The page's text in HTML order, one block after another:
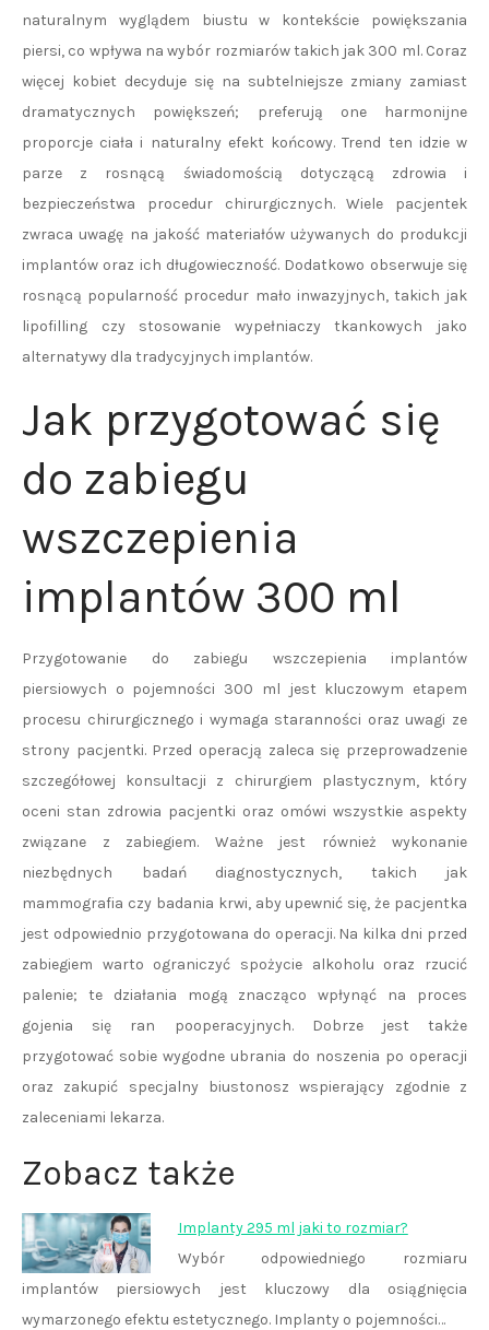
naturalnym wyglądem biustu w kontekście powiększania
piersi, co wpływa na wybór rozmiarów takich jak 300 ml. Coraz
więcej kobiet decyduje się na subtelniejsze zmiany zamiast
dramatycznych powiększeń; preferują one harmonijne
proporcje ciała i naturalny efekt końcowy. Trend ten idzie w
parze z rosnącą świadomością dotyczącą zdrowia i
bezpieczeństwa procedur chirurgicznych. Wiele pacjentek
zwraca uwagę na jakość materiałów używanych do produkcji
implantów oraz ich długowieczność. Dodatkowo obserwuje się
rosnącą popularność procedur mało inwazyjnych, takich jak
lipofilling czy stosowanie wypełniaczy tkankowych jako
alternatywy dla tradycyjnych implantów.
Jak przygotować się
do zabiegu
wszczepienia
implantów 300 ml
Przygotowanie do zabiegu wszczepienia implantów
piersiowych o pojemności 300 ml jest kluczowym etapem
procesu chirurgicznego i wymaga staranności oraz uwagi ze
strony pacjentki. Przed operacją zaleca się przeprowadzenie
szczegółowej konsultacji z chirurgiem plastycznym, który
oceni stan zdrowia pacjentki oraz omówi wszystkie aspekty
związane z zabiegiem. Ważne jest również wykonanie
niezbędnych badań diagnostycznych, takich jak
mammografia czy badania krwi, aby upewnić się, że pacjentka
jest odpowiednio przygotowana do operacji. Na kilka dni przed
zabiegiem warto ograniczyć spożycie alkoholu oraz rzucić
palenie; te działania mogą znacząco wpłynąć na proces
gojenia się ran pooperacyjnych. Dobrze jest także
przygotować sobie wygodne ubrania do noszenia po operacji
oraz zakupić specjalny biustonosz wspierający zgodnie z
zaleceniami lekarza.
Zobacz także
Implanty 295 ml jaki to rozmiar?
Wybór odpowiedniego rozmiaru
implantów piersiowych jest kluczowy dla osiągnięcia
wymarzonego efektu estetycznego. Implanty o pojemności…